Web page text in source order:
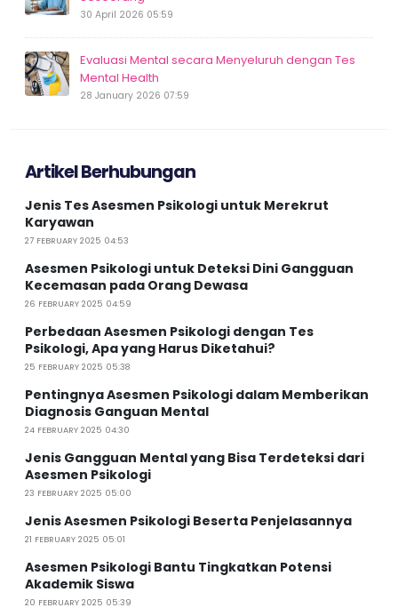
30 April 2026 05:59
Evaluasi Mental secara Menyeluruh dengan Tes
Mental Health
28 January 2026 07:59
Artikel Berhubungan
Jenis Tes Asesmen Psikologi untuk Merekrut
Karyawan
27 FEBRUARY 2025 04:53
Asesmen Psikologi untuk Deteksi Dini Gangguan
Kecemasan pada Orang Dewasa
26 FEBRUARY 2025 04:59
Perbedaan Asesmen Psikologi dengan Tes
Psikologi, Apa yang Harus Diketahui?
25 FEBRUARY 2025 05:38
Pentingnya Asesmen Psikologi dalam Memberikan
Diagnosis Ganguan Mental
24 FEBRUARY 2025 04:30
Jenis Gangguan Mental yang Bisa Terdeteksi dari
Asesmen Psikologi
23 FEBRUARY 2025 05:00
Jenis Asesmen Psikologi Beserta Penjelasannya
21 FEBRUARY 2025 05:01
Asesmen Psikologi Bantu Tingkatkan Potensi
Akademik Siswa
20 FEBRUARY 2025 05:39